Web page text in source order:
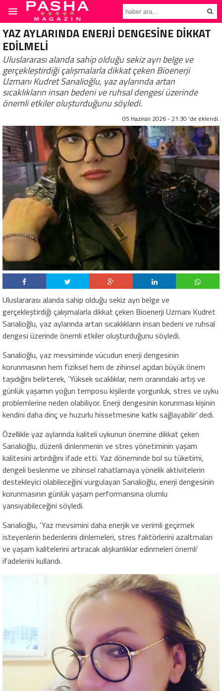
YAZ AYLARINDA ENERJİ DENGESİNE DİKKAT
EDİLMELİ
Uluslararası alanda sahip olduğu sekiz ayrı belge ve
gerçekleştirdiği çalışmalarla dikkat çeken Bioenerji
Uzmanı Kudret Sarıalioğlu, yaz aylarında artan
sıcaklıkların insan bedeni ve ruhsal dengesi üzerinde
önemli etkiler oluşturduğunu söyledi.
05 Haziran 2026 - 21:30 'de eklendi.
Uluslararası alanda sahip olduğu sekiz ayrı belge ve
gerçekleştirdiği çalışmalarla dikkat çeken Bioenerji Uzmanı Kudret
Sarıalioğlu, yaz aylarında artan sıcaklıkların insan bedeni ve ruhsal
dengesi üzerinde önemli etkiler oluşturduğunu söyledi.
Sarıalioğlu, yaz mevsiminde vücudun enerji dengesinin
korunmasının hem fiziksel hem de zihinsel açıdan büyük önem
taşıdığını belirterek, ‘Yüksek sıcaklıklar, nem oranındaki artış ve
günlük yaşamın yoğun temposu kişilerde yorgunluk, stres ve uyku
problemlerine neden olabiliyor. Enerji dengesinin korunması kişinin
kendini daha dinç ve huzurlu hissetmesine katkı sağlayabilir’ dedi.
Özellikle yaz aylarında kaliteli uykunun önemine dikkat çeken
Sarıalioğlu, düzenli dinlenmenin ve stres yönetiminin yaşam
kalitesini artırdığını ifade etti. Yaz döneminde bol su tüketimi,
dengeli beslenme ve zihinsel rahatlamaya yönelik aktivitelerin
destekleyici olabileceğini vurgulayan Sarıalioğlu, enerji dengesinin
korunmasının günlük yaşam performansına olumlu
yansıyabileceğini söyledi.
Sarıalioğlu, ‘Yaz mevsimini daha enerjik ve verimli geçirmek
isteyenlerin bedenlerini dinlemeleri, stres faktörlerini azaltmaları
ve yaşam kalitelerini artıracak alışkanlıklar edinmeleri önemli’
ifadelerini kullandı.